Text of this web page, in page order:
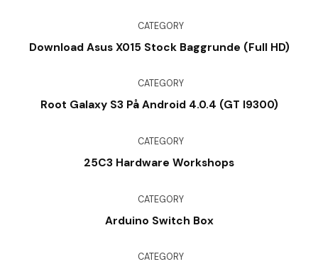
CATEGORY
Download Asus X015 Stock Baggrunde (Full HD)
CATEGORY
Root Galaxy S3 På Android 4.0.4 (GT I9300)
CATEGORY
25C3 Hardware Workshops
CATEGORY
Arduino Switch Box
CATEGORY